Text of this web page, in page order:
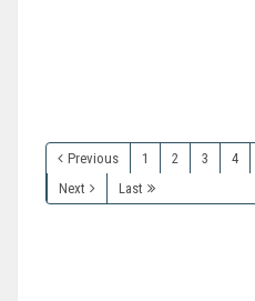
Previous 1 2 3 4
Next
Last